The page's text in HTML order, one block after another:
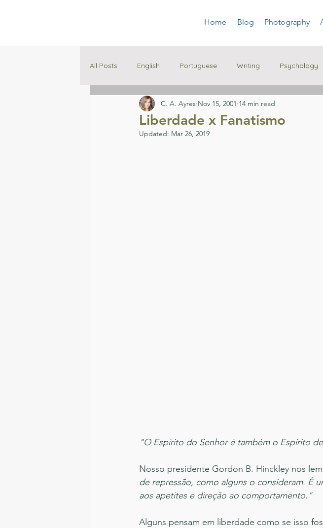
Home Blog Photography
All Posts English Portuguese Writing Psychology
Education
Liberdade x Fanatismo
C. A. Ayres Nov 15, 2001 14 min read
Updated: Mar 26, 2019
"O Espírito do Senhor é também o Espírito
Nosso presidente Gordon B. Hinckley nos
de repressão, como alguns o consideram. É
aos apetites e direção ao comportamento."
Alguns pensam em liberdade como se isso